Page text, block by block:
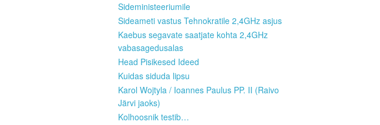
Sideministeeriumile
Sideameti vastus Tehnokratile 2,4GHz asjus
Kaebus segavate saatjate kohta 2,4GHz
vabasagedusalas
Head Pisikesed Ideed
Kuidas siduda lipsu
Karol Wojtyla / Ioannes Paulus PP. II (Raivo
Järvi jaoks)
Kolhoosnik testib…